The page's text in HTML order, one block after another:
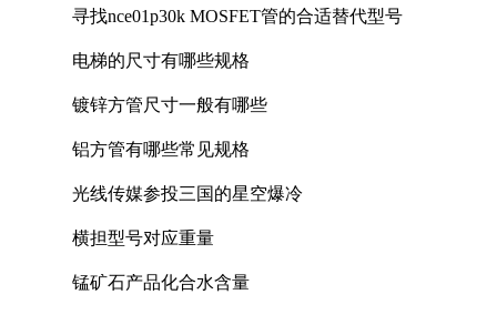
寻找nce01p30k MOSFET管的合适替代型号
电梯的尺寸有哪些规格
镀锌方管尺寸一般有哪些
铝方管有哪些常见规格
光线传媒参投三国的星空爆冷
横担型号对应重量
锰矿石产品化合水含量